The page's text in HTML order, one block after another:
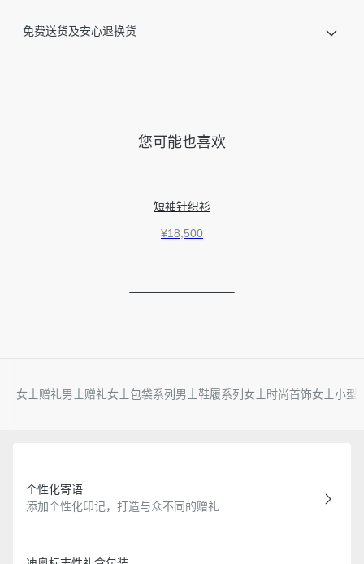
免费送货及安心退换货
您可能也喜欢
短袖针织衫
¥18,500
女士赠礼男士赠礼女士包袋系列 男士鞋履系列 女士时尚首饰女士小型
个性化寄语
添加个性化印记，打造与众不同的赠礼